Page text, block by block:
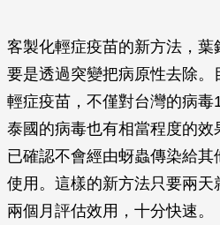
客製化輕症疫苗的新方法，
要是透過突變把病原性去除
輕症疫苗，不僅對台灣的病毒
泰國的病毒也有相當程度的
已確認不會經由蚜蟲傳染給
使用。這樣的新方法只要兩
兩個月評估效用，十分快速。